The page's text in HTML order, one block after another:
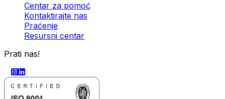
Centar za pomoć
Kontaktirajte nas
Praćenje
Resursni centar
Prati nas!